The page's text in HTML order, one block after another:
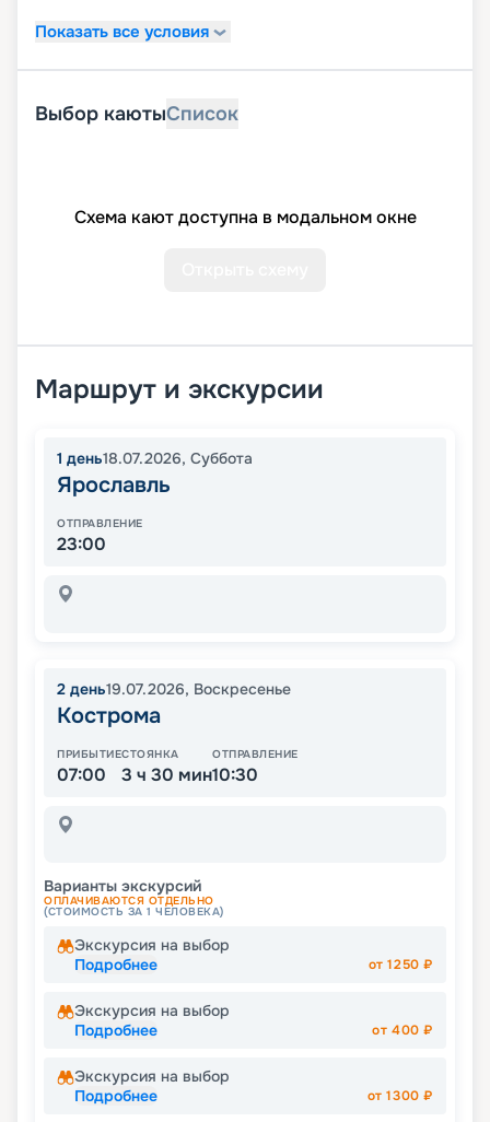
Показать все условия
Выбор каютыСписок
Схема кают доступна в модальном окне
Маршрут и экскурсии
1 день18.07.2026, Суббота
Ярославль
ОТПРАВЛЕНИЕ
23:00
2 день19.07.2026, Воскресенье
Кострома
ПРИБЫТИЕ
07:00
СТОЯНКА
3 ч 30 мин
ОТПРАВЛЕНИЕ
10:30
Варианты экскурсий
ОПЛАЧИВАЮТСЯ ОТДЕЛЬНО
(СТОИМОСТЬ ЗА 1 ЧЕЛОВЕКА)
Экскурсия на выбор
Подробнее
от1250 ₽
Экскурсия на выбор
Подробнее
от 400 ₽
Экскурсия на выбор
Подробнее
от1300 ₽